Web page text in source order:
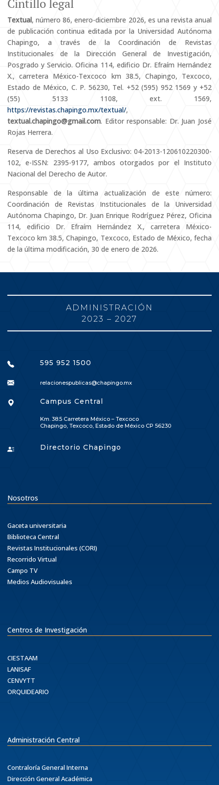
Cintillo legal
Textual, número 86, enero-diciembre 2026, es una revista anual
de publicación continua editada por la Universidad Autónoma
Chapingo, a través de la Coordinación de Revistas
Institucionales de la Dirección General de Investigación,
Posgrado y Servicio. Oficina 114, edificio Dr. Efraím Hernández
X., carretera México-Texcoco km 38.5, Chapingo, Texcoco,
Estado de México, C. P. 56230, Tel. +52 (595) 952 1569 y +52
(55) 5133 1108, ext. 1569,
https://revistas.chapingo.mx/textual/,
textual.chapingo@gmail.com. Editor responsable: Dr. Juan José
Rojas Herrera.
Reserva de Derechos al Uso Exclusivo: 04-2013-120610220300-
102, e-ISSN: 2395-9177, ambos otorgados por el Instituto
Nacional del Derecho de Autor.
Responsable de la última actualización de este número:
Coordinación de Revistas Institucionales de la Universidad
Autónoma Chapingo, Dr. Juan Enrique Rodríguez Pérez, Oficina
114, edificio Dr. Efraím Hernández X., carretera México-
Texcoco km 38.5, Chapingo, Texcoco, Estado de México, fecha
de la última modificación, 30 de enero de 2026.
ADMINISTRACIÓN
2023 – 2027
595 952 1500
relacionespublicas@chapingo.mx
Campus Central
Km. 38.5 Carretera México – Texcoco
Chapingo, Texcoco, Estado de México CP 56230
Directorio Chapingo
Nosotros
Gaceta universitaria
Biblioteca Central
Revistas Institucionales (CORI)
Recorrido Virtual
Campo TV
Medios Audiovisuales
Centros de Investigación
CIESTAAM
LANISAF
CENVYTT
ORQUIDEARIO
Administración Central
Contraloría General Interna
Dirección General Académica